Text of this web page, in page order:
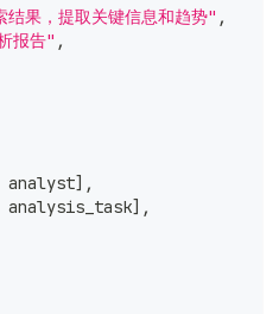
结果，提取关键信息和趋势" ,
报告" ,
analyst] ,
analysis_task] ,